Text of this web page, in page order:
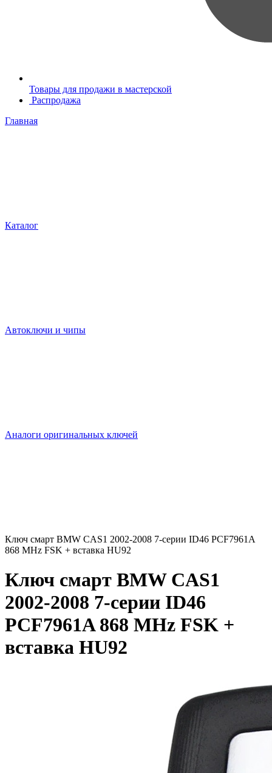
Товары для продажи в мастерской
Распродажа
Главная
Каталог
Автоключи и чипы
Аналоги оригинальных ключей
Ключ смарт BMW CAS1 2002-2008 7-серии ID46 PCF7961A
868 MHz FSK + вставка HU92
Ключ смарт BMW CAS1
2002-2008 7-серии ID46
PCF7961A 868 MHz FSK +
вставка HU92